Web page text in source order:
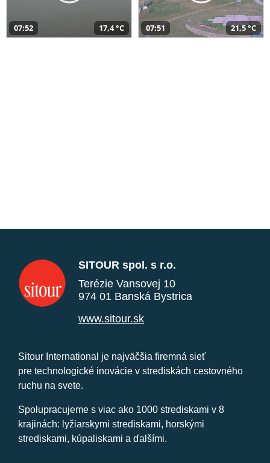
07:52 17,4 °C 07:51 21,5 °C
SITOUR spol. s r.o.
Terézie Vansovej 10
974 01 Banská Bystrica
www.sitour.sk
Sitour International je najväčšia firemná sieť
pre technologické inovácie v strediskách cestovného
ruchu na svete.
Spolupracujeme s viac ako 1000 strediskami v 8
krajinách: lyžiarskymi strediskami, horskými
strediskami, kúpaliskami a ďalšími.